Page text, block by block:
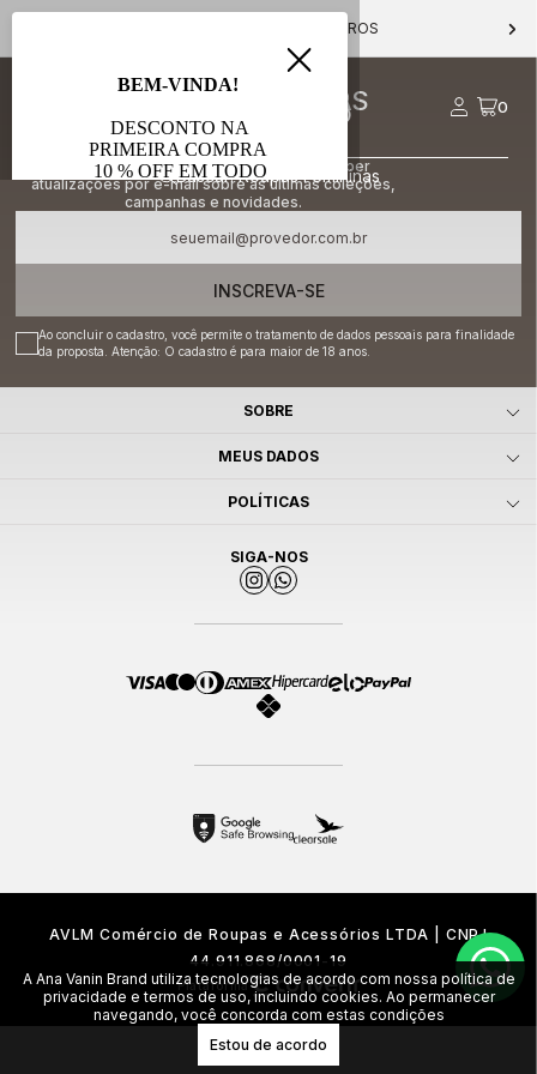
PARCELE EM ATÉ 10X S/ JUROS
0
FIQUE POR DENTRO DAS
NOVIDADES
Ao se inscrever você concorda em receber
atualizações por e-mail sobre as últimas coleções,
campanhas e novidades.
INSCREVA-SE
Ao concluir o cadastro, você permite o tratamento de dados pessoais para finalidade
da proposta. Atenção: O cadastro é para maior de 18 anos.
SOBRE
MEUS DADOS
POLÍTICAS
SIGA-NOS
AVLM Comércio de Roupas e Acessórios LTDA | CNPJ
44.911.868/0001-19
Plataforma
A Ana Vanin Brand utiliza tecnologias de acordo com nossa política de
privacidade e termos de uso, incluindo cookies. Ao permanecer
navegando, você concorda com estas condições
Estou de acordo